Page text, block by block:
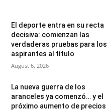
El deporte entra en su recta
decisiva: comienzan las
verdaderas pruebas para los
aspirantes al título
August 6, 2026
La nueva guerra de los
aranceles ya comenzó… y el
próximo aumento de precios